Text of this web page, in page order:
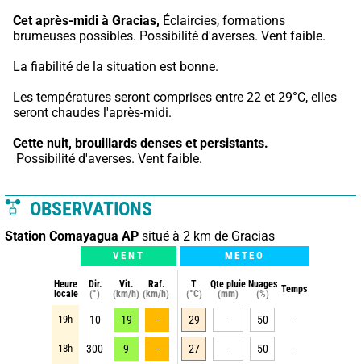
Cet après-midi à Gracias, Éclaircies, formations
brumeuses possibles. Possibilité d'averses. Vent faible.
La fiabilité de la situation est bonne.
Les températures seront comprises entre 22 et 29°C, elles
seront chaudes l'après-midi.
Cette nuit, brouillards denses et persistants.
Possibilité d'averses. Vent faible.
OBSERVATIONS
Station Comayagua AP situé à 2 km de Gracias
VENT METEO
Heure
locale
Dir.
(°)
Vit.
(km/h)
Raf.
(km/h)
T
(°C)
Qte pluie
(mm)
Nuages
(%)
Temps
19h 10 19 - 29 - 50 -
18h 300 9 - 27 - 50 -